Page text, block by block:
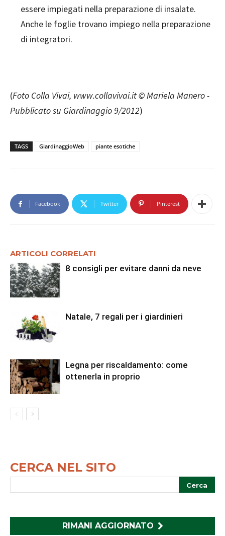
essere impiegati nella preparazione di insalate.
Anche le foglie trovano impiego nella preparazione
di integratori.
(Foto Colla Vivai, www.collavivai.it © Mariela Manero -
Pubblicato su Giardinaggio 9/2012)
TAGS GiardinaggioWeb piante esotiche
Facebook Twitter Pinterest
ARTICOLI CORRELATI
8 consigli per evitare danni da neve
Natale, 7 regali per i giardinieri
Legna per riscaldamento: come
ottenerla in proprio
CERCA NEL SITO
RIMANI AGGIORNATO